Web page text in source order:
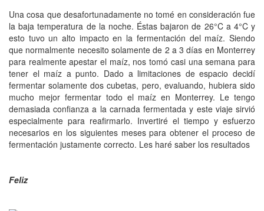
Una cosa que desafortunadamente no tomé en consideración fue
la baja temperatura de la noche. Éstas bajaron de 26°C a 4°C y
esto tuvo un alto impacto en la fermentación del maíz. Siendo
que normalmente necesito solamente de 2 a 3 días en Monterrey
para realmente apestar el maíz, nos tomó casi una semana para
tener el maíz a punto. Dado a limitaciones de espacio decidí
fermentar solamente dos cubetas, pero, evaluando, hubiera sido
mucho mejor fermentar todo el maíz en Monterrey. Le tengo
demasiada confianza a la carnada fermentada y este viaje sirvió
especialmente para reafirmarlo. Invertiré el tiempo y esfuerzo
necesarios en los siguientes meses para obtener el proceso de
fermentación justamente correcto. Les haré saber los resultados
Feliz